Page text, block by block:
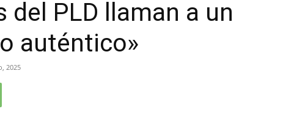
del PLD llaman a un
auténtico»
2025